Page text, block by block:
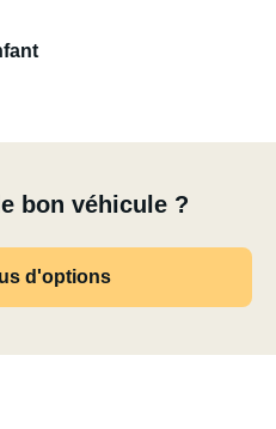
bon véhicule ?
d'options